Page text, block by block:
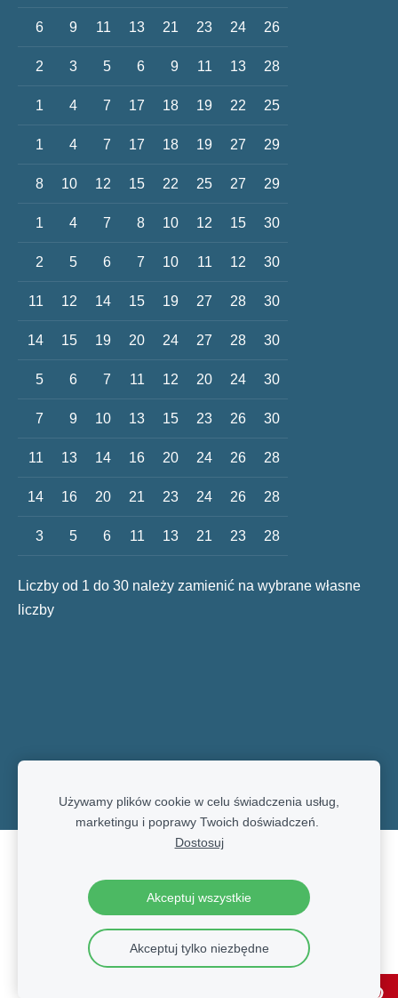
6 9 11 13 21 23 24 26
2 3 5 6 9 11 13 28
1 4 7 17 18 19 22 25
1 4 7 17 18 19 27 29
8 10 12 15 22 25 27 29
1 4 7 8 10 12 15 30
2 5 6 7 10 11 12 30
11 12 14 15 19 27 28 30
14 15 19 20 24 27 28 30
5 6 7 11 12 20 24 30
7 9 10 13 15 23 26 30
11 13 14 16 20 24 26 28
14 16 20 21 23 24 26 28
3 5 6 11 13 21 23 28
Liczby od 1 do 30 należy zamienić na wybrane własne
liczby
Używamy plików cookie w celu świadczenia usług,
marketingu i poprawy Twoich doświadczeń.
Dostosuj
Akceptuj wszystkie
Akceptuj tylko niezbędne